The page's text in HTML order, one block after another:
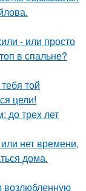
- или просто
в спальне?
той
цели!
до трех лет
нет времени,
дома.
возлюбленную